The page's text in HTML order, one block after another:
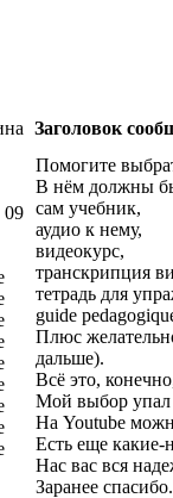
Заголовок
09
Помогите
В нём должны
сам учебник,
аудио к нему,
видеокурс,
транскрипция
тетрадь для
guide
Плюс
дальше).
Всё это,
Мой выбор упал
На Youtube
Есть еще какие-
Нас вас вся
Заранее спасибо.